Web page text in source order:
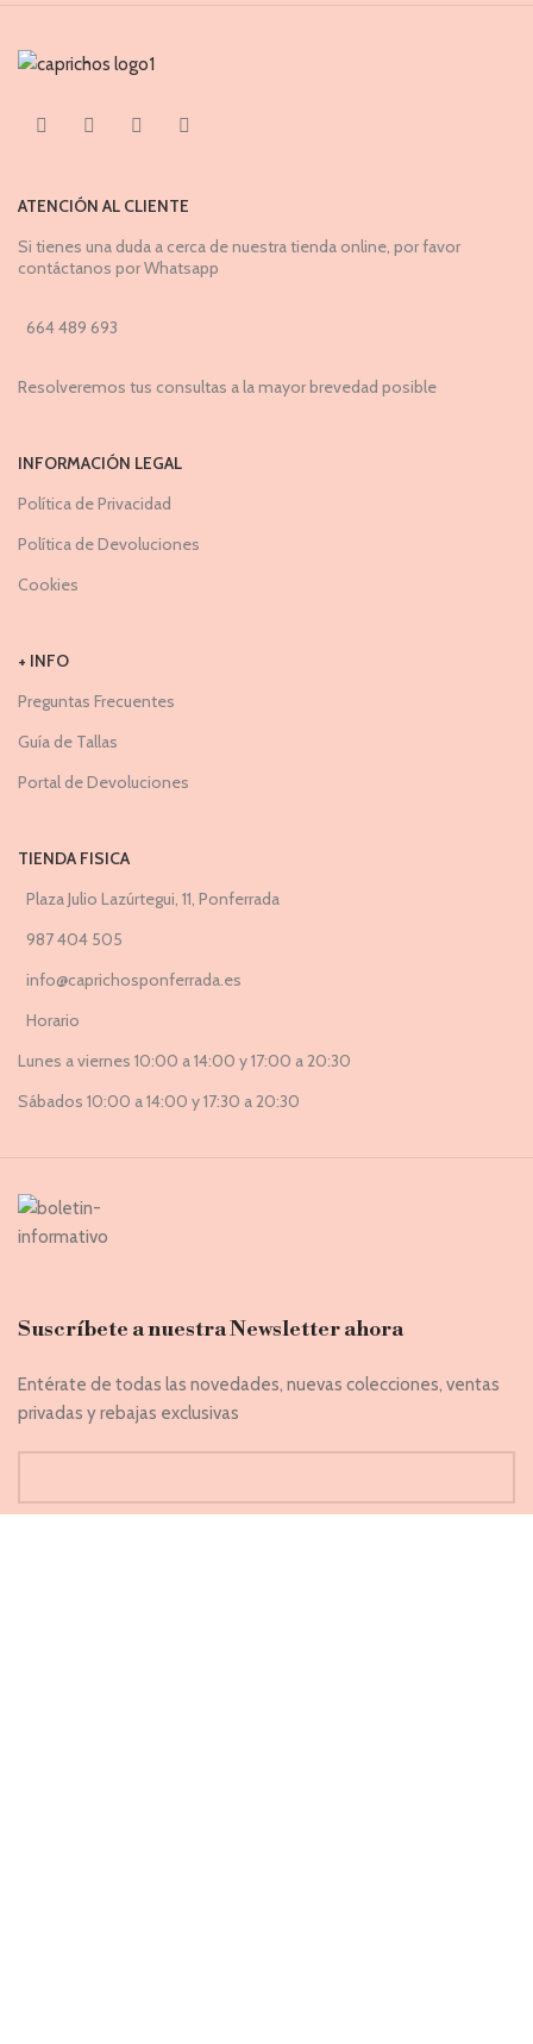
ATENCIÓN AL CLIENTE
Si tienes una duda a cerca de nuestra tienda online, por favor
contáctanos por Whatsapp
664 489 693
Resolveremos tus consultas a la mayor brevedad posible
INFORMACIÓN LEGAL
Política de Privacidad
Política de Devoluciones
Cookies
+ INFO
Preguntas Frecuentes
Guía de Tallas
Portal de Devoluciones
TIENDA FISICA
Plaza Julio Lazúrtegui, 11, Ponferrada
987 404 505
info@caprichosponferrada.es
Horario
Lunes a viernes 10:00 a 14:00 y 17:00 a 20:30
Sábados 10:00 a 14:00 y 17:30 a 20:30
Suscríbete a nuestra Newsletter ahora
Entérate de todas las novedades, nuevas colecciones, ventas
privadas y rebajas exclusivas